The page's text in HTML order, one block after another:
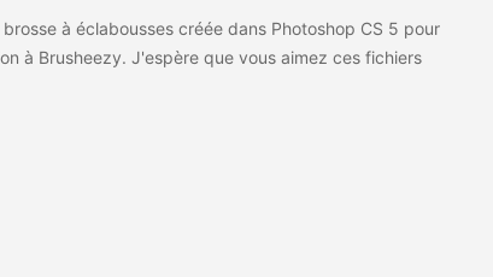
à éclabousses créée dans Photoshop CS 5 pour
à Brusheezy. J'espère que vous aimez ces fichiers